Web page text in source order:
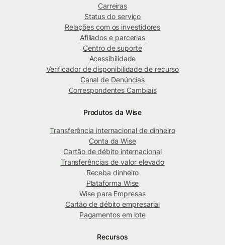
Carreiras
Status do serviço
Relações com os investidores
Afiliados e parcerias
Centro de suporte
Acessibilidade
Verificador de disponibilidade de recurso
Canal de Denúncias
Correspondentes Cambiais
Produtos da Wise
Transferência internacional de dinheiro
Conta da Wise
Cartão de débito internacional
Transferências de valor elevado
Receba dinheiro
Plataforma Wise
Wise para Empresas
Cartão de débito empresarial
Pagamentos em lote
Recursos